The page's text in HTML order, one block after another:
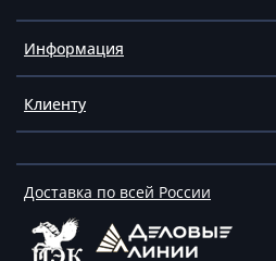
Информация
Клиенту
Доставка по всей России